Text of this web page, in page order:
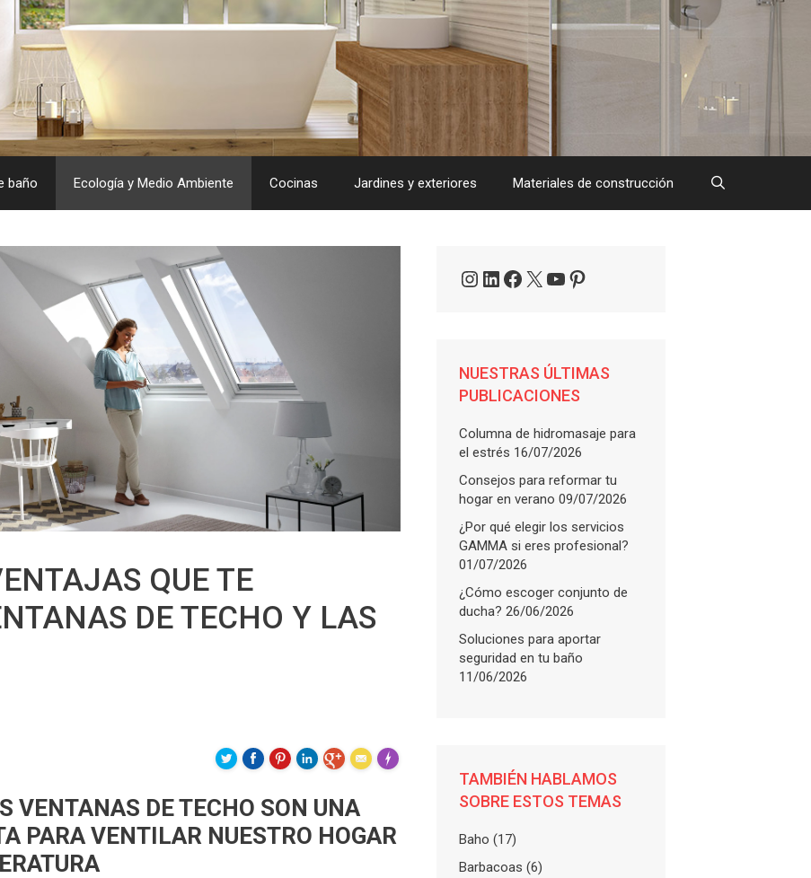
baño Ecología y Medio Ambiente Cocinas Jardines y exteriores Materiales de construcción
QUE TE
DE TECHO Y LAS
FLARE
More Info
VENTANAS DE TECHO SON UNA
PARA VENTILAR NUESTRO HOGAR
Instagram
LinkedIn
Facebook
X YouTube
Pinterest
NUESTRAS ÚLTIMAS
PUBLICACIONES
Columna de hidromasaje para
el estrés 16/07/2026
Consejos para reformar tu
hogar en verano 09/07/2026
¿Por qué elegir los servicios
GAMMA si eres profesional?
01/07/2026
¿Cómo escoger conjunto de
ducha? 26/06/2026
Soluciones para aportar
seguridad en tu baño
11/06/2026
TAMBIÉN HABLAMOS
SOBRE ESTOS TEMAS
Baho (17)
Barbacoas (6)